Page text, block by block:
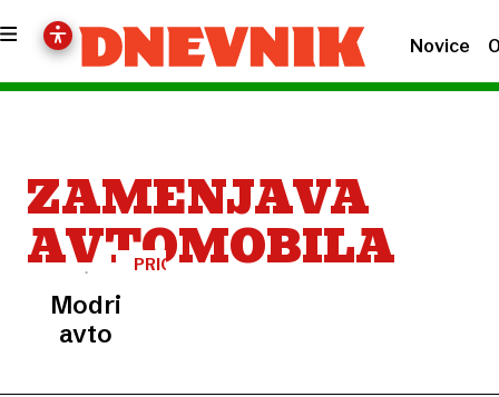
Novice
ZAMENJAVA
AVTOMOBILA
PRIGODE
Modri
avto